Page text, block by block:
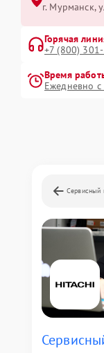
г. Мурманск,
Горячая
+7 (800)
Время
Ежедневно
Сервисный